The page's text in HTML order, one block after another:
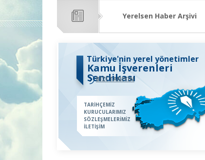
Yerelsen Haber Arşivi
Kamu İşverenleri
Sendikası
Türkiye'nin yerel yönetimler
BİZİ TANIYIN
TARİHÇEMİZ
KURUCULARIMIZ
SÖZLEŞMELERİMİZ
İLETİŞİM